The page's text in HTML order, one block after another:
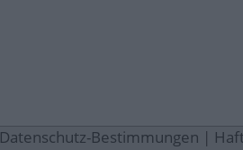
Datenschutz-Bestimmungen |